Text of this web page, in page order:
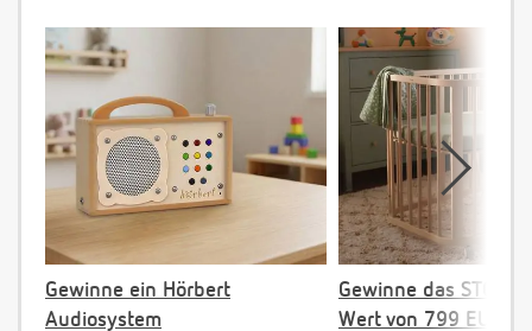
Gewinne ein Hörbert
Audiosystem
Gewinne das
Wert von 799 EUR